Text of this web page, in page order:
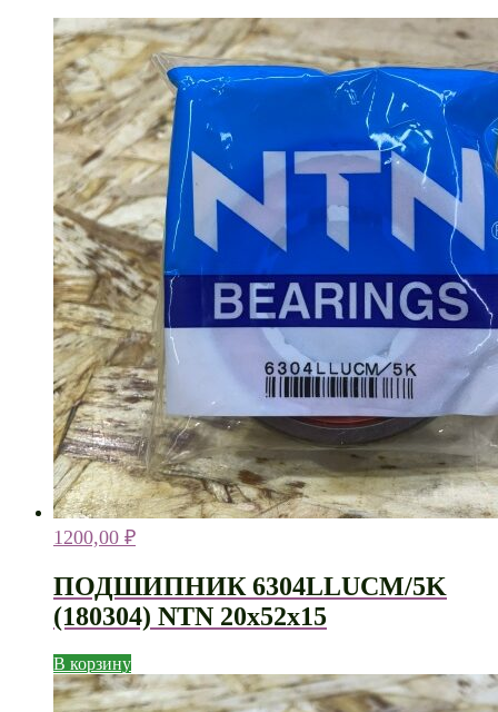
1200,00 ₽
ПОДШИПНИК 6304LLUCM/5K
(180304) NTN 20х52х15
В корзину